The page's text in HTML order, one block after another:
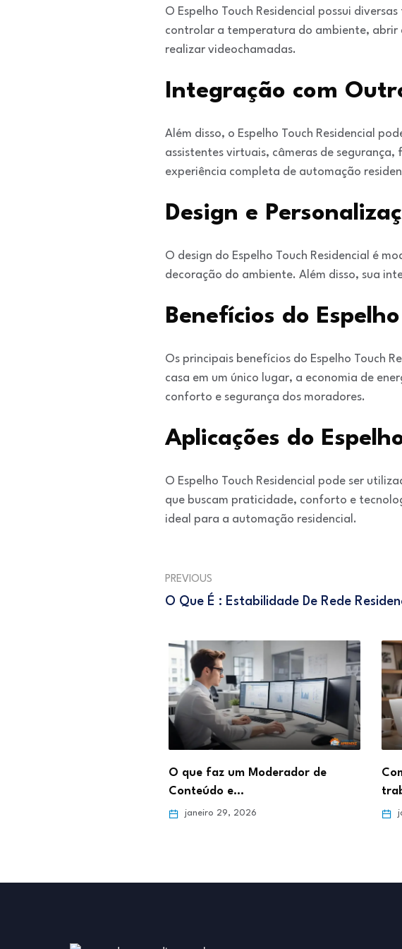
O Espelho Touch Residencial possui
controlar a temperatura do ambiente, abrir
realizar videochamadas.
Integração com
Além disso, o Espelho Touch Residencial
assistentes virtuais, câmeras de
experiência completa de automação
Design e
O design do Espelho Touch Residencial é
decoração do ambiente. Além disso, sua
Benefícios do
Os principais benefícios do Espelho Touch
casa em um único lugar, a economia de
conforto e segurança dos moradores.
Aplicações do
O Espelho Touch Residencial pode ser
que buscam praticidade, conforto e
ideal para a automação residencial.
PREVIOUS
O Que É : Estabilidade De Rede
O que faz um Moderador de
Conteúdo e…
janeiro 29, 2026